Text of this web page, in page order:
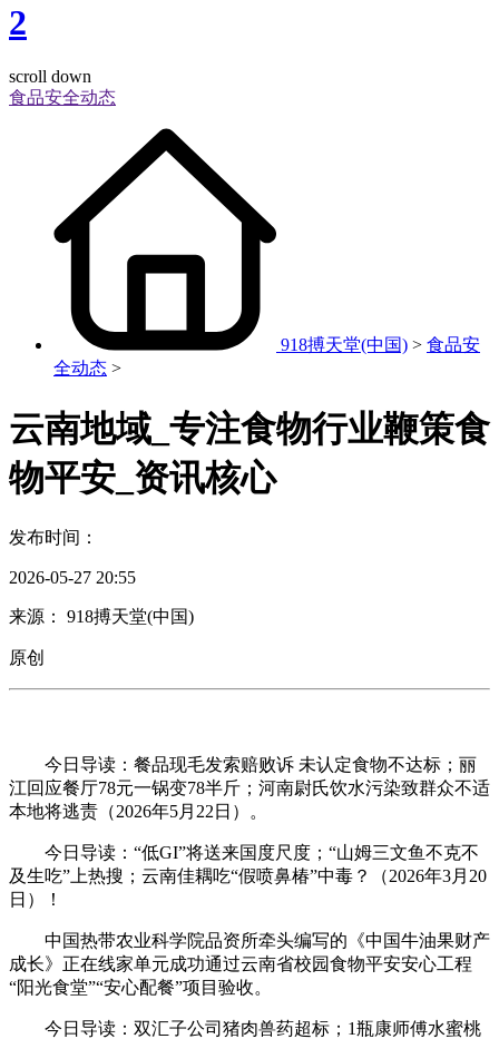
2
scroll down
食品安全动态
918搏天堂(中国) > 食品安
全动态 >
云南地域_专注食物行业鞭策食
物平安_资讯核心
发布时间：
2026-05-27 20:55
来源： 918搏天堂(中国)
原创
今日导读：餐品现毛发索赔败诉 未认定食物不达标；丽
江回应餐厅78元一锅变78半斤；河南尉氏饮水污染致群众不适
本地将逃责（2026年5月22日）。
今日导读：“低GI”将送来国度尺度；“山姆三文鱼不克不
及生吃”上热搜；云南佳耦吃“假喷鼻椿”中毒？（2026年3月20
日）！
中国热带农业科学院品资所牵头编写的《中国牛油果财产
成长》正在线家单元成功通过云南省校园食物平安安心工程
“阳光食堂”“安心配餐”项目验收。
今日导读：双汇子公司猪肉兽药超标；1瓶康师傅水蜜桃